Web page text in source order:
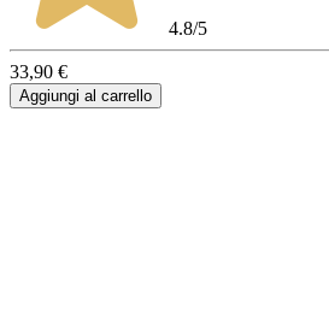
4.8/5
33,90 €
Aggiungi al carrello